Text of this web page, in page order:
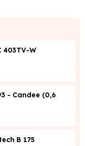
403TV-W
- Candee (0,6
B 175